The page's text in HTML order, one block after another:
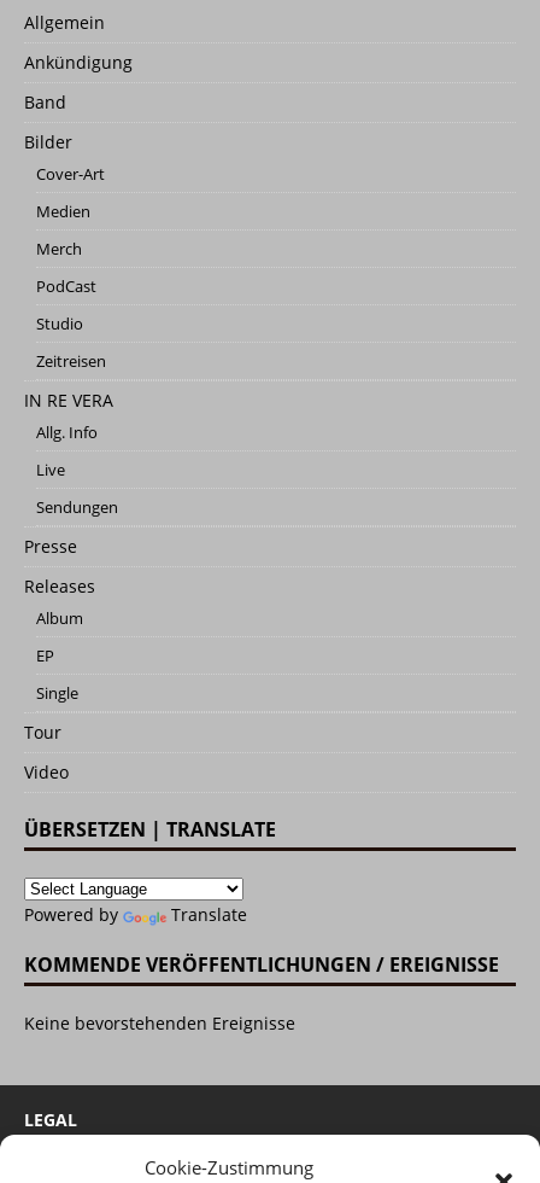
Cookie-Zustimmung
Allgemein
Ankündigung
Band
Bilder
Cover-Art
Medien
Merch
PodCast
Studio
Zeitreisen
IN RE VERA
Allg. Info
Live
Sendungen
Presse
Releases
Album
EP
Single
Tour
Video
ÜBERSETZEN | TRANSLATE
Powered by Translate
KOMMENDE VERÖFFENTLICHUNGEN / EREIGNISSE
Keine bevorstehenden Ereignisse
LEGAL